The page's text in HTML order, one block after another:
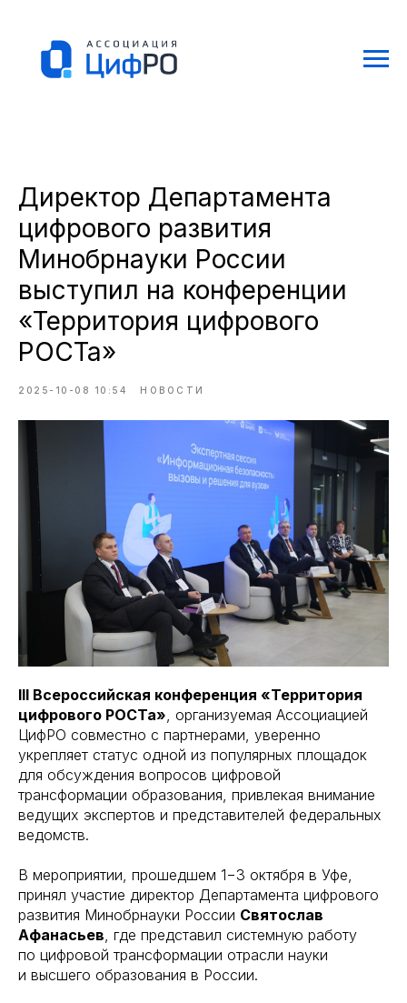
Директор Департамента
цифрового развития
Минобрнауки России
выступил на конференции
«Территория цифрового
РОСТа»
2025-10-08 10:54 НОВОСТИ
III Всероссийская конференция «Территория
цифрового РОСТа», организуемая Ассоциацией
ЦифРО совместно с партнерами, уверенно
укрепляет статус одной из популярных площадок
для обсуждения вопросов цифровой
трансформации образования, привлекая внимание
ведущих экспертов и представителей федеральных
ведомств.
В мероприятии, прошедшем 1−3 октября в Уфе,
принял участие директор Департамента цифрового
развития Минобрнауки России Святослав
Афанасьев, где представил системную работу
по цифровой трансформации отрасли науки
и высшего образования в России.